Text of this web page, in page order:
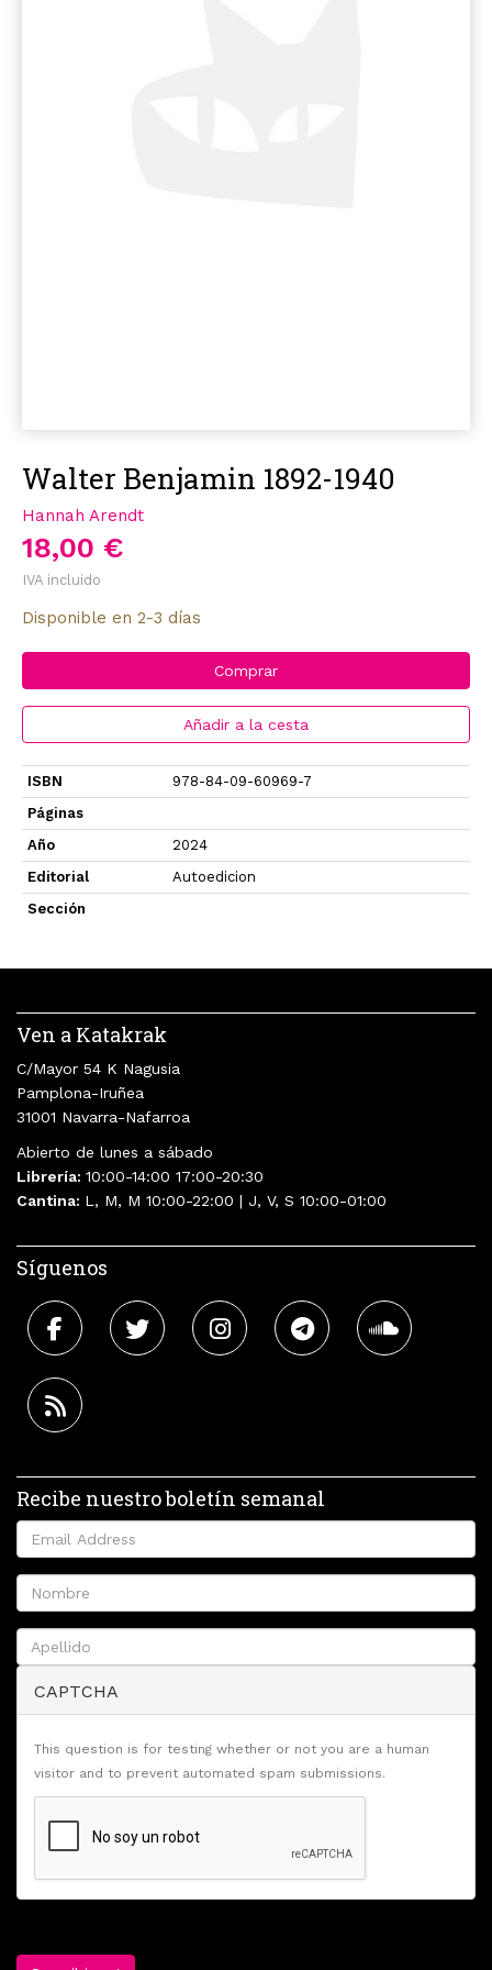
Walter Benjamin 1892-1940
Hannah Arendt
18,00 €
IVA incluido
Disponible en 2-3 días
Comprar
Añadir a la cesta
ISBN
978-84-09-60969-7
Páginas
Año
2024
Editorial
Autoedicion
Sección
Ven a Katakrak
C/Mayor 54 K Nagusia
Pamplona-Iruñea
31001 Navarra-Nafarroa
Abierto de lunes a sábado
Librería: 10:00-14:00 17:00-20:30
Cantina: L, M, M 10:00-22:00 | J, V, S 10:00-01:00
Síguenos
Recibe nuestro boletín semanal
CAPTCHA
This question is for testing whether or not you are a human
visitor and to prevent automated spam submissions.